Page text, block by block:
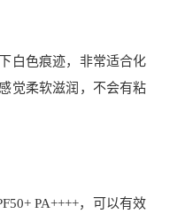
白色痕迹，非常适合化
觉柔软滋润，不会有粘
PA++++，可以有效